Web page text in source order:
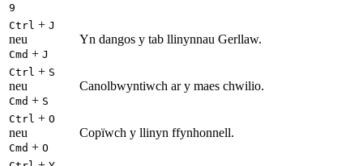
9
Ctrl + J
neu
Cmd + J
Yn dangos y tab llinynnau Gerllaw.
Ctrl + S
neu
Cmd + S
Canolbwyntiwch ar y maes chwilio.
Ctrl + O
neu
Cmd + O
Copïwch y llinyn ffynhonnell.